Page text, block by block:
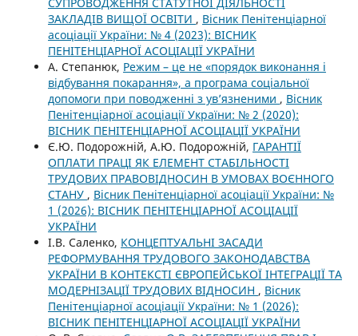
ЗАКЛАДІВ ВИЩОЇ ОСВІТИ , Вісник Пенітенціарної
асоціації України: № 4 (2023): ВІСНИК
ПЕНІТЕНЦІАРНОЇ АСОЦІАЦІЇ УКРАЇНИ
А. Степанюк, Режим – це не «порядок виконання і
відбування покарання», а програма соціальної
допомоги при поводженні з ув’язненими , Вісник
Пенітенціарної асоціації України: № 2 (2020):
ВІСНИК ПЕНІТЕНЦІАРНОЇ АСОЦІАЦІЇ УКРАЇНИ
Є.Ю. Подорожній, А.Ю. Подорожній, ГАРАНТІЇ
ОПЛАТИ ПРАЦІ ЯК ЕЛЕМЕНТ СТАБІЛЬНОСТІ
ТРУДОВИХ ПРАВОВІДНОСИН В УМОВАХ ВОЄННОГО
СТАНУ , Вісник Пенітенціарної асоціації України: №
1 (2026): ВІСНИК ПЕНІТЕНЦІАРНОЇ АСОЦІАЦІЇ
УКРАЇНИ
І.В. Саленко, КОНЦЕПТУАЛЬНІ ЗАСАДИ
РЕФОРМУВАННЯ ТРУДОВОГО ЗАКОНОДАВСТВА
УКРАЇНИ В КОНТЕКСТІ ЄВРОПЕЙСЬКОЇ ІНТЕГРАЦІЇ ТА
МОДЕРНІЗАЦІЇ ТРУДОВИХ ВІДНОСИН , Вісник
Пенітенціарної асоціації України: № 1 (2026):
ВІСНИК ПЕНІТЕНЦІАРНОЇ АСОЦІАЦІЇ УКРАЇНИ